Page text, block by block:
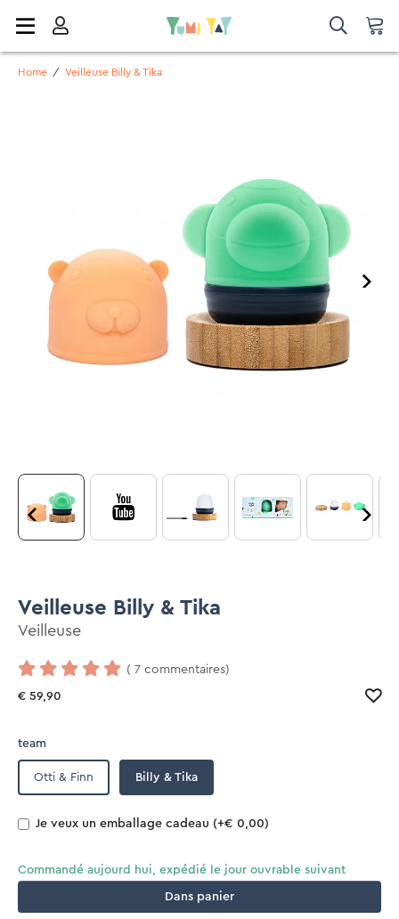
Home / Veilleuse Billy & Tika
Veilleuse Billy & Tika
Veilleuse
( 7 commentaires)
€ 59,90
team
Otti & Finn Billy & Tika
Je veux un emballage cadeau (+€ 0,00)
Commandé aujourd hui, expédié le jour ouvrable suivant
Dans panier